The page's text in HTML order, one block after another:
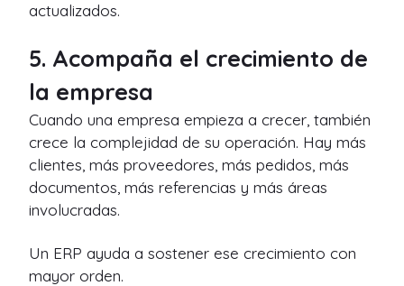
actualizados.
5. Acompaña el crecimiento de
la empresa
Cuando una empresa empieza a crecer, también
crece la complejidad de su operación. Hay más
clientes, más proveedores, más pedidos, más
documentos, más referencias y más áreas
involucradas.
Un ERP ayuda a sostener ese crecimiento con
mayor orden.